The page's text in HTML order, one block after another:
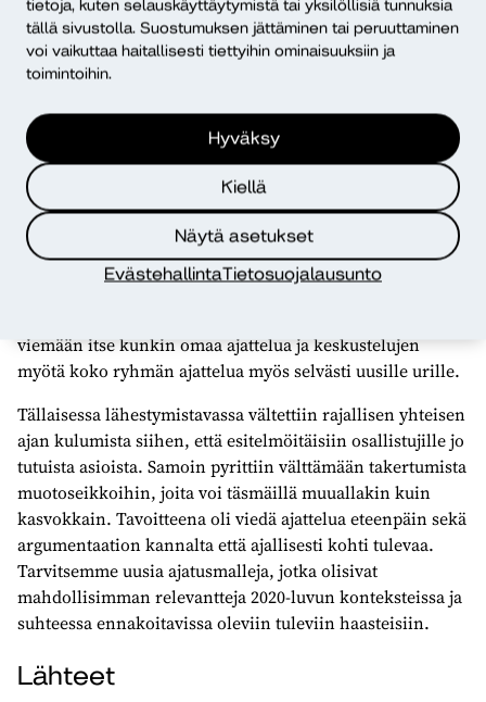
tietoja, kuten selauskäyttäytymistä tai yksilöllisiä tunnuksia
tällä sivustolla. Suostumuksen jättäminen tai peruuttaminen
voi vaikuttaa haitallisesti tiettyihin ominaisuuksiin ja
toimintoihin.
Hyväksy
Kiellä
Näytä asetukset
EvästehallintaTietosuojalausunto
sisällöissä – ja tulevassa
Tavanomaisiin akateemisiin konferensseihin verrattuna
huomattavan keskustelupainotteisia. Vain muutamilta
kirjoittajilta oli pyydetty varsinaiset esitelmät. Selvästi
suurin osa ajasta keskusteltiin niistä, vapaan
kirjoittamisen tehtävien nostamista ajatuksista tai
muutamista muista toimittajien valitsemista aiheista.
Vapaan kirjoittamisen tehtävissä oli annettu kysymys tai
pari, joista osallistujat kirjoittivat ensin tovin seuraten
viemään itse kunkin omaa ajattelua ja keskustelujen
myötä koko ryhmän ajattelua myös selvästi uusille urille.
Tällaisessa lähestymistavassa vältettiin rajallisen yhteisen
ajan kulumista siihen, että esitelmöitäisiin osallistujille jo
tutuista asioista. Samoin pyrittiin välttämään takertumista
muotoseikkoihin, joita voi täsmäillä muuallakin kuin
kasvokkain. Tavoitteena oli viedä ajattelua eteenpäin sekä
argumentaation kannalta että ajallisesti kohti tulevaa.
Tarvitsemme uusia ajatusmalleja, jotka olisivat
mahdollisimman relevantteja 2020-luvun konteksteissa ja
suhteessa ennakoitavissa oleviin tuleviin haasteisiin.
Lähteet